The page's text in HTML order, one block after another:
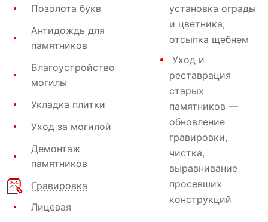
Позолота букв
Антидождь для
памятников
Благоустройство
могилы
Укладка плитки
Уход за могилой
Демонтаж
памятников
Гравировка
Лицевая
установка ограды
и цветника,
отсыпка щебнем
Уход и
реставрация
старых
памятников —
обновление
гравировки,
чистка,
выравнивание
просевших
конструкций